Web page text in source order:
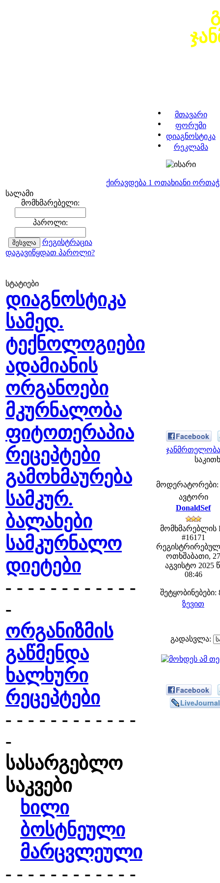
მთავარი
ფორუმი
დიაგნოსტიკა
რეკლამა
ქირავდება 1 ოთახიანი
სალამი
მომხმარებელი:
პაროლი:
რეგისტრაცია
დაგავიწყდათ პაროლი?
სტატიები
დიაგნოსტიკა
სამედ.
ტექნოლოგიები
ადამიანის
ორგანოები
მკურნალობა
ფიტოთერაპია
რეცეპტები
გამოხმაურება
სამკურ.
ბალახები
სამკურნალო
დიეტები
- - - - - - - - - - - -
-
ორგანიზმის
გაწმენდა
ხალხური
რეცეპტები
- - - - - - - - - - - -
-
სასარგებლო
საკვები
ხილი
ბოსტნეული
მარცვლეული
- - - - - - - - - - - -
Facebook
მოდერატორები:
ავტორი
DonaldSef
მომხმარებლის
#16171
ოთხშაბათი, 27
აგვისტო 2025
08:46
შეტყობინებები:
ზევით
გადასვლა:
Facebook
LiveJournal